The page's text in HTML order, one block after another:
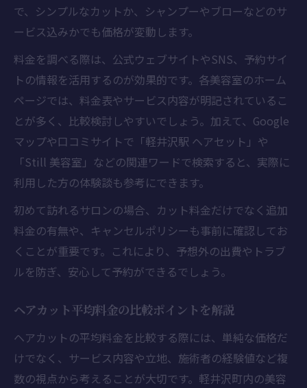
気になる美容室の住所と地名の確認ポイント
美容室予約時に役立つ住所チェックの方法
軽井沢町で美容室探しに使える地名知識
美容室の住所情報を正確に把握するコツ
美容室選びを失敗しない地名確認ポイント
迷わない美容室予約のための住所確認術
ヘアカットの相場と通う頻度の目安を解説
美容室のヘアカット相場を徹底比較
カット料金相場と頻度を賢く組み合わせる
方法
軽井沢駅周辺で美容室を探す賢いコツ
美容室選びで役立つ軽井沢駅周辺の探し方
美容室とヘアセット対応の違いを知るポイ
ント
で、シンプルなカットか、シャンプーやブローなどのサ
ービス込みかでも価格が変動します。
料金を調べる際は、公式ウェブサイトやSNS、予約サイ
トの情報を活用するのが効果的です。各美容室のホーム
ページでは、料金表やサービス内容が明記されているこ
とが多く、比較検討しやすいでしょう。加えて、Google
マップや口コミサイトで「軽井沢駅 ヘアセット」や
「Still 美容室」などの関連ワードで検索すると、実際に
利用した方の体験談も参考にできます。
初めて訪れるサロンの場合、カット料金だけでなく追加
料金の有無や、キャンセルポリシーも事前に確認してお
くことが重要です。これにより、予想外の出費やトラブ
ルを防ぎ、安心して予約ができるでしょう。
ヘアカット平均料金の比較ポイントを解説
ヘアカットの平均料金を比較する際には、単純な価格だ
けでなく、サービス内容や立地、施術者の経験値など複
数の視点から考えることが大切です。軽井沢町内の美容